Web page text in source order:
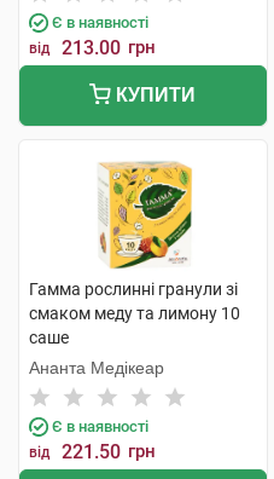
Є в наявності
від 213.00 грн
КУПИТИ
Гамма рослинні гранули зі
смаком меду та лимону 10
саше
Ананта Медікеар
Є в наявності
від 221.50 грн